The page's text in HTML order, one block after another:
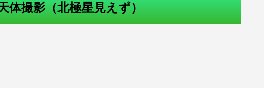
体撮影（北極星見えず）